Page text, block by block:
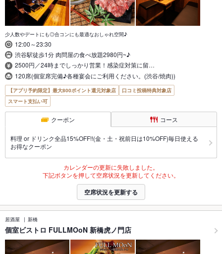
少人数やデートにも◎合コンにも最適なおしゃれ空間♪
12:00～23:30
渋谷駅徒歩1分 肉問屋の食べ放題2980円~♪
2500円／24時までしっかり営業！感染症対策に留…
120席(個室席完備♪各種宴会にご利用ください。(渋谷/焼肉))
【アプリ予約限定】最大800ポイント還元対象店
口コミ投稿特典対象店
スマート支払い可
クーポン コース
料理 or ドリンク全品15%OFF!!(金・土・祝前日は10%OFF)毎日使える
お得なクーポン
カレンダーの更新に失敗しました。
下記ボタンを押して空席状況を更新してください。
空席状況を更新する
居酒屋 新橋
個室ビストロ FULLMOoN 新橋虎ノ門店